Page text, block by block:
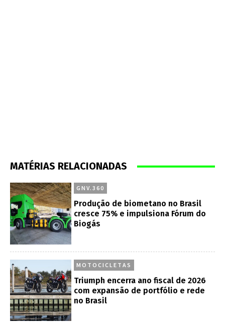
MATÉRIAS RELACIONADAS
GNV.360
Produção de biometano no Brasil
cresce 75% e impulsiona Fórum do
Biogás
MOTOCICLETAS
Triumph encerra ano fiscal de 2026
com expansão de portfólio e rede
no Brasil